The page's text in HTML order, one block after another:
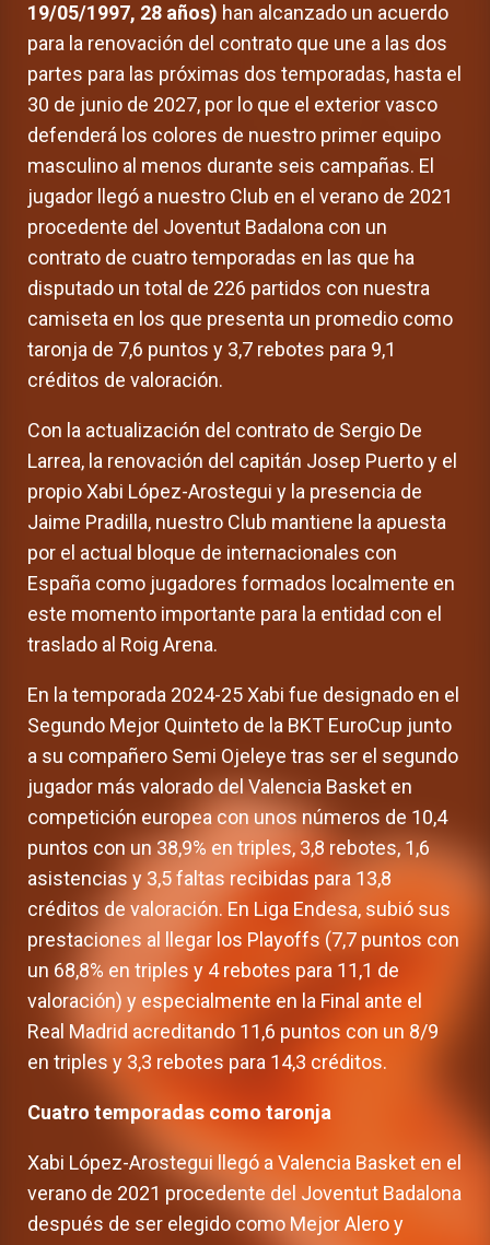
19/05/1997, 28 años) han alcanzado un acuerdo
para la renovación del contrato que une a las dos
partes para las próximas dos temporadas, hasta el
30 de junio de 2027, por lo que el exterior vasco
defenderá los colores de nuestro primer equipo
masculino al menos durante seis campañas. El
jugador llegó a nuestro Club en el verano de 2021
procedente del Joventut Badalona con un
contrato de cuatro temporadas en las que ha
disputado un total de 226 partidos con nuestra
camiseta en los que presenta un promedio como
taronja de 7,6 puntos y 3,7 rebotes para 9,1
créditos de valoración.
Con la actualización del contrato de Sergio De
Larrea, la renovación del capitán Josep Puerto y el
propio Xabi López-Arostegui y la presencia de
Jaime Pradilla, nuestro Club mantiene la apuesta
por el actual bloque de internacionales con
España como jugadores formados localmente en
este momento importante para la entidad con el
traslado al Roig Arena.
En la temporada 2024-25 Xabi fue designado en el
Segundo Mejor Quinteto de la BKT EuroCup junto
a su compañero Semi Ojeleye tras ser el segundo
jugador más valorado del Valencia Basket en
competición europea con unos números de 10,4
puntos con un 38,9% en triples, 3,8 rebotes, 1,6
asistencias y 3,5 faltas recibidas para 13,8
créditos de valoración. En Liga Endesa, subió sus
prestaciones al llegar los Playoffs (7,7 puntos con
un 68,8% en triples y 4 rebotes para 11,1 de
valoración) y especialmente en la Final ante el
Real Madrid acreditando 11,6 puntos con un 8/9
en triples y 3,3 rebotes para 14,3 créditos.
Cuatro temporadas como taronja
Xabi López-Arostegui llegó a Valencia Basket en el
verano de 2021 procedente del Joventut Badalona
después de ser elegido como Mejor Alero y